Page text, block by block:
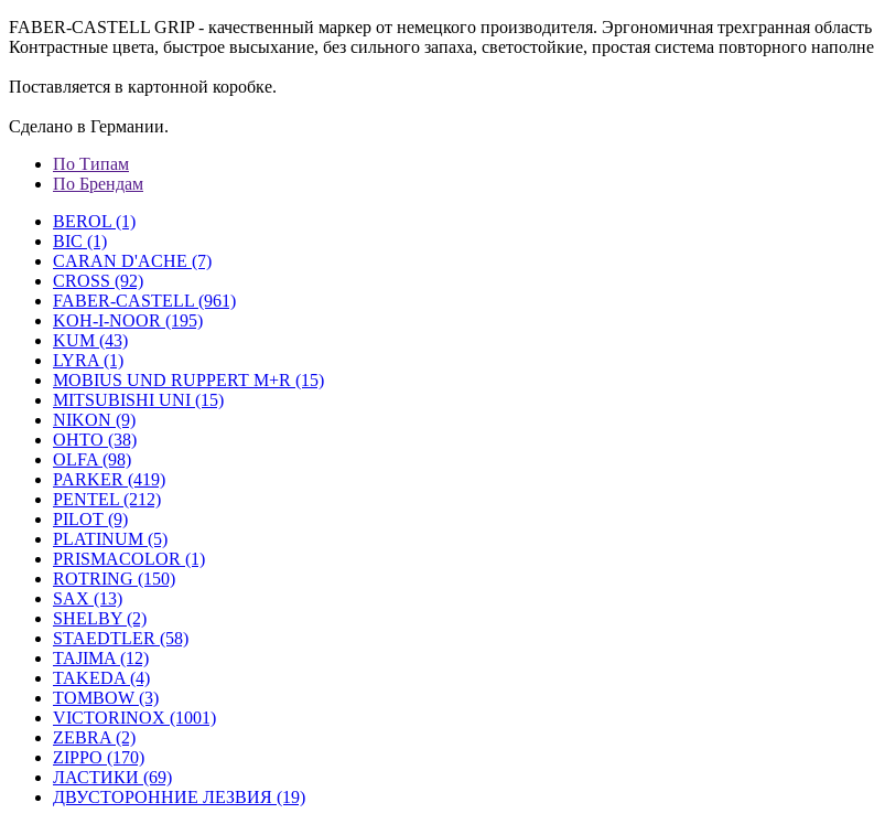
FABER-CASTELL GRIP - качественный маркер от немецкого производителя. Эргономичная трехгранная
Контрастные цвета, быстрое высыхание, без сильного запаха, светостойкие, простая система повторного
Поставляется в картонной коробке.
Сделано в Германии.
По Типам
По Брендам
BEROL (1)
BIC (1)
CARAN D'ACHE (7)
CROSS (92)
FABER-CASTELL (961)
KOH-I-NOOR (195)
KUM (43)
LYRA (1)
MOBIUS UND RUPPERT M+R (15)
MITSUBISHI UNI (15)
NIKON (9)
OHTO (38)
OLFA (98)
PARKER (419)
PENTEL (212)
PILOT (9)
PLATINUM (5)
PRISMACOLOR (1)
ROTRING (150)
SAX (13)
SHELBY (2)
STAEDTLER (58)
TAJIMA (12)
TAKEDA (4)
TOMBOW (3)
VICTORINOX (1001)
ZEBRA (2)
ZIPPO (170)
ЛАСТИКИ (69)
ДВУСТОРОННИЕ ЛЕЗВИЯ (19)